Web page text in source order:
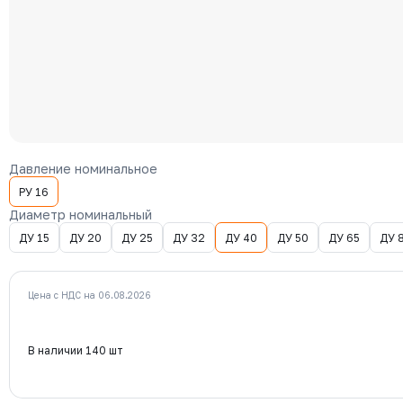
Давление номинальное
РУ 16
Диаметр номинальный
ДУ 15 ДУ 20 ДУ 25 ДУ 32 ДУ 40 ДУ 50 ДУ 65 ДУ
Цена с НДС на 06.08.2026
В наличии 140 шт